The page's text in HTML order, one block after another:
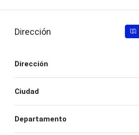
Dirección
Dirección
Ciudad
Departamento